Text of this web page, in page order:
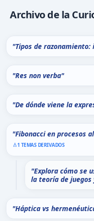
Archivo de la
"Tipos de
"Res non verba"
"De dónde viene la
"Fibonacci en procesos
1 TEMAS DERIVADOS
"Explora cómo se
la teoría de
"Háptica vs